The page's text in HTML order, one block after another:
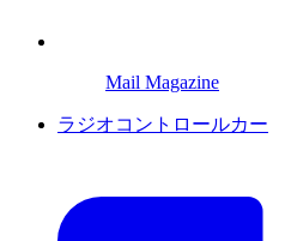
Mail Magazine
ラジオコントロールカー